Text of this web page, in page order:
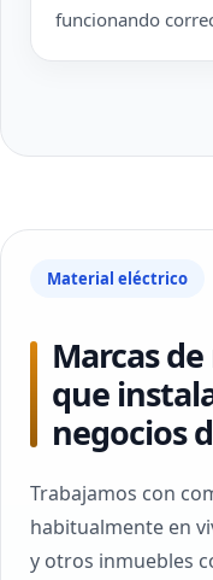
funcionando
Material eléctrico
Marcas
que
negocios
Trabajamos con
habitualmente en
y otros inmuebles